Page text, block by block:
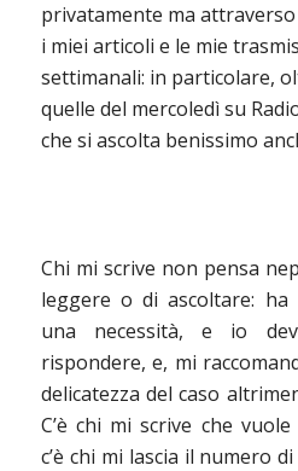
privatamente ma
i miei articoli e le mie
settimanali: in particolare,
quelle del mercoledì su
che si ascolta benissimo
Chi mi scrive non pensa
leggere o di ascoltare: ha
una necessità, e io
rispondere, e, mi
delicatezza del caso
C’è chi mi scrive che
c’è chi mi lascia il numero